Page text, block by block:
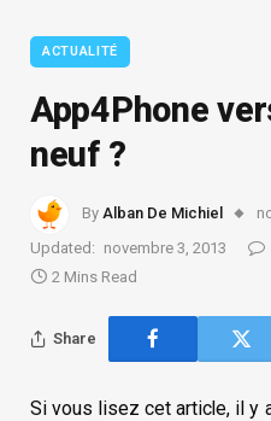
ACTUALITÉ
App4Phone
neuf ?
By Alban De Michiel
Updated: novembre 3, 2013
2 Mins Read
Share
Si vous lisez cet article, il y